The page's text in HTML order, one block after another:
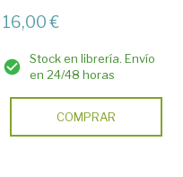
16,00 €
Stock en librería. Envío
en 24/48 horas
COMPRAR